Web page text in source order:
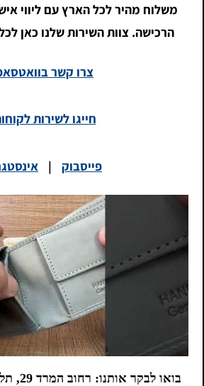
משלוח מהיר לכל הארץ עם ליווי
הרכישה. צוות השירות שלנו כאן
צרו קשר בוואטסאפ
חייגו לשירות
פייסבוק |
בואו לבקר אותנו: רחוב המרד 29, תל אביב. חניה זמינה.